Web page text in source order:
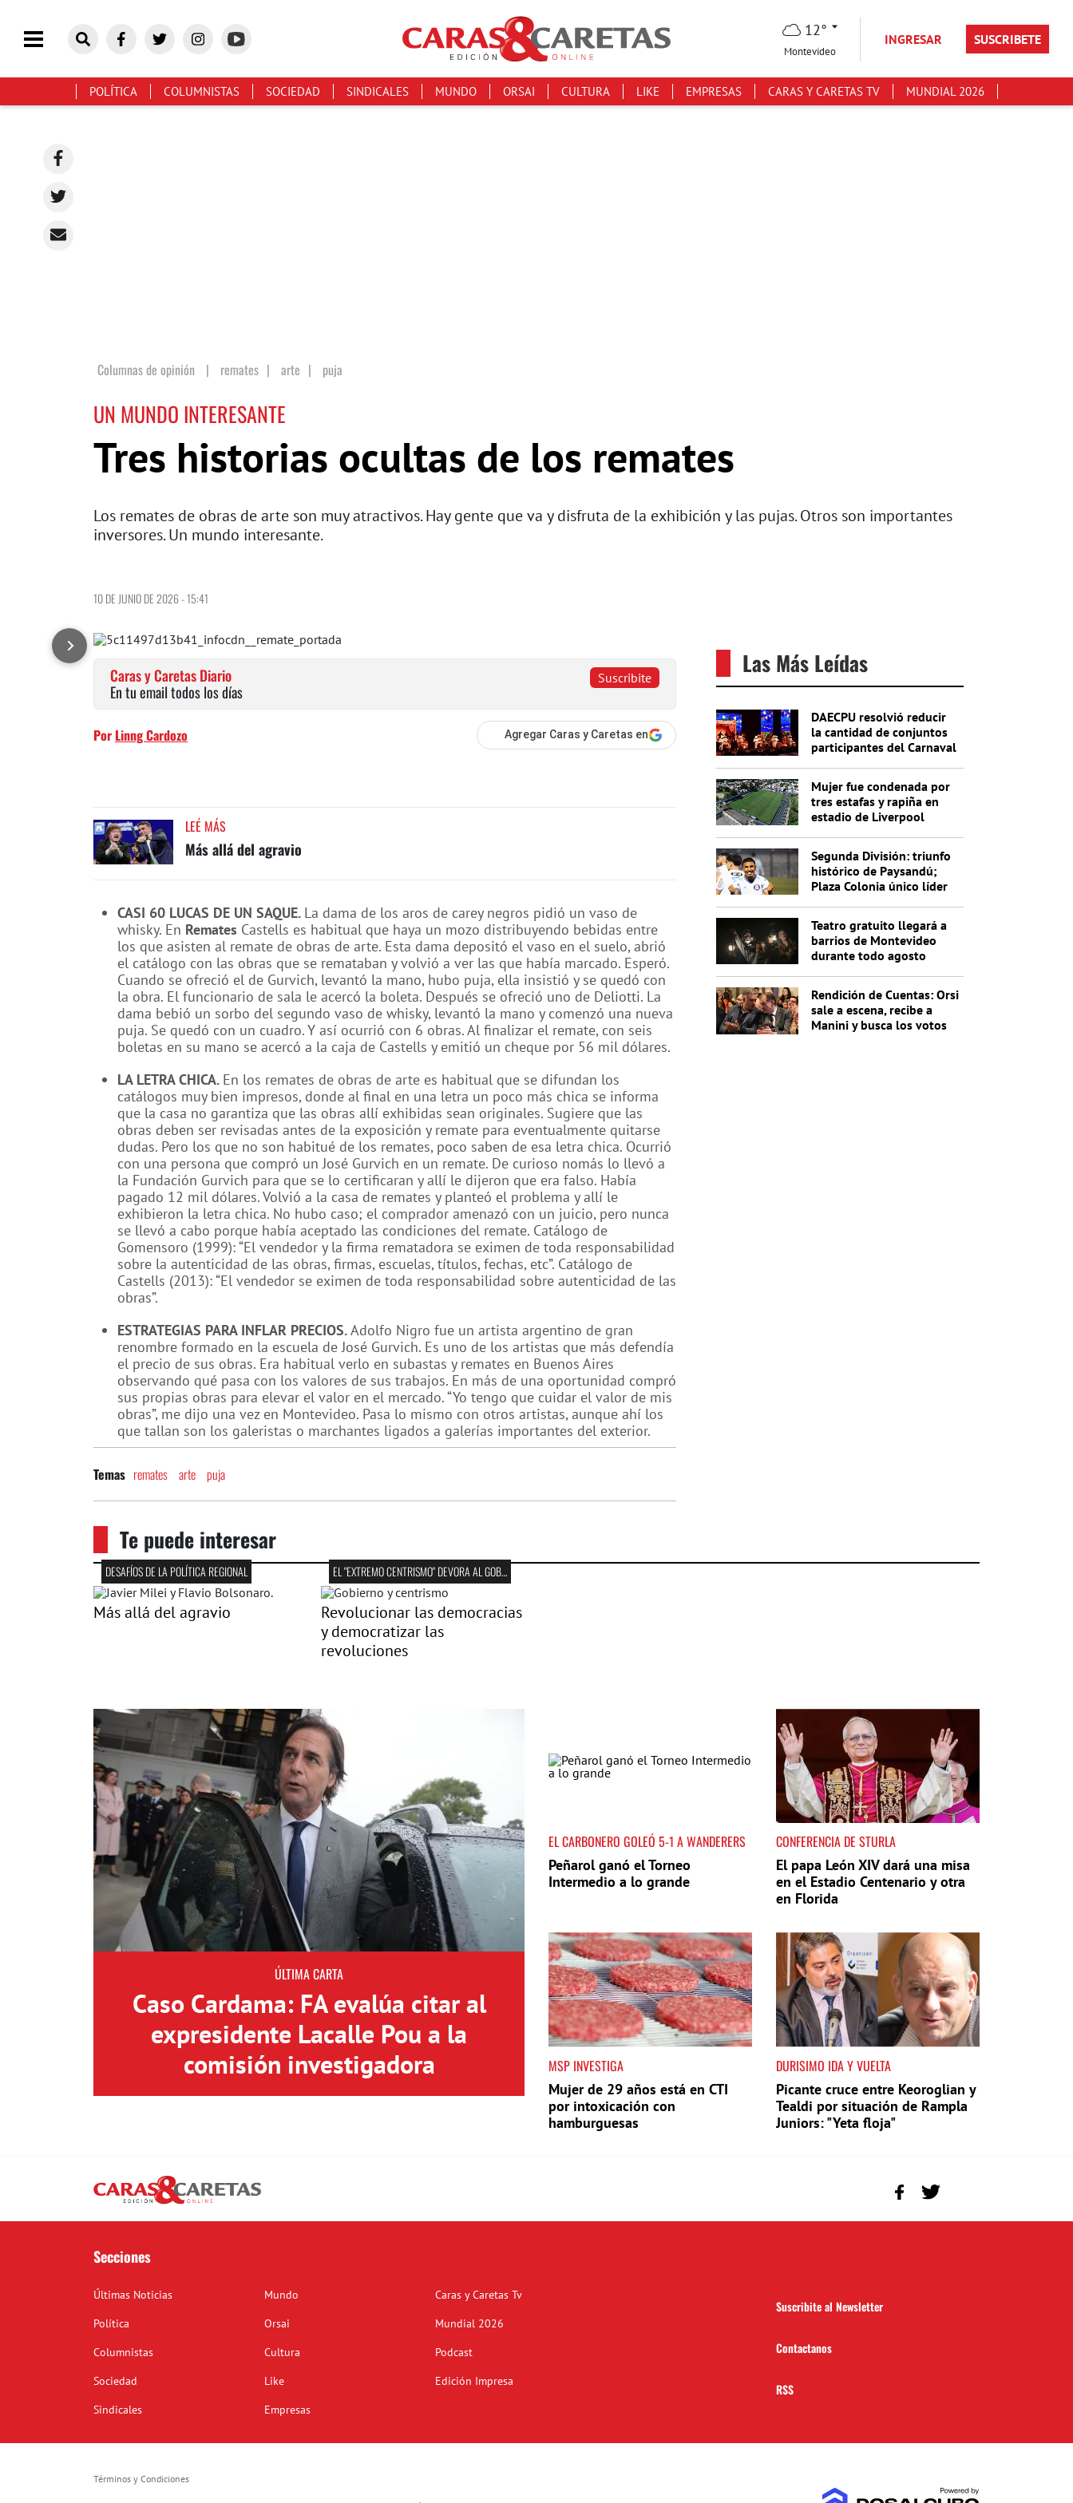
12°
Montevideo
INGRESAR SUSCRIBETE
POLÍTICA COLUMNISTAS SOCIEDAD SINDICALES MUNDO ORSAI CULTURA LIKE EMPRESAS CARAS Y CARETAS TV MUNDIAL 2026
Columnas de opinión | remates | arte | puja
UN MUNDO INTERESANTE
Tres historias ocultas de los remates
Los remates de obras de arte son muy atractivos. Hay gente que va y disfruta de la exhibición y las pujas. Otros son importantes
inversores. Un mundo interesante.
10 DE JUNIO DE 2026 - 15:41
Suscribite
Caras y Caretas Diario
En tu email todos los días
Por Linng Cardozo Agregar Caras y Caretas en
LEÉ MÁS
Más allá del agravio
CASI 60 LUCAS DE UN SAQUE. La dama de los aros de carey negros pidió un vaso de
whisky. En Remates Castells es habitual que haya un mozo distribuyendo bebidas entre
los que asisten al remate de obras de arte. Esta dama depositó el vaso en el suelo, abrió
el catálogo con las obras que se remataban y volvió a ver las que había marcado. Esperó.
Cuando se ofreció el de Gurvich, levantó la mano, hubo puja, ella insistió y se quedó con
la obra. El funcionario de sala le acercó la boleta. Después se ofreció uno de Deliotti. La
dama bebió un sorbo del segundo vaso de whisky, levantó la mano y comenzó una nueva
puja. Se quedó con un cuadro. Y así ocurrió con 6 obras. Al finalizar el remate, con seis
boletas en su mano se acercó a la caja de Castells y emitió un cheque por 56 mil dólares.
LA LETRA CHICA. En los remates de obras de arte es habitual que se difundan los
catálogos muy bien impresos, donde al final en una letra un poco más chica se informa
que la casa no garantiza que las obras allí exhibidas sean originales. Sugiere que las
obras deben ser revisadas antes de la exposición y remate para eventualmente quitarse
dudas. Pero los que no son habitué de los remates, poco saben de esa letra chica. Ocurrió
con una persona que compró un José Gurvich en un remate. De curioso nomás lo llevó a
la Fundación Gurvich para que se lo certificaran y allí le dijeron que era falso. Había
pagado 12 mil dólares. Volvió a la casa de remates y planteó el problema y allí le
exhibieron la letra chica. No hubo caso; el comprador amenazó con un juicio, pero nunca
se llevó a cabo porque había aceptado las condiciones del remate. Catálogo de
Gomensoro (1999): “El vendedor y la firma rematadora se eximen de toda responsabilidad
sobre la autenticidad de las obras, firmas, escuelas, títulos, fechas, etc”. Catálogo de
Castells (2013): “El vendedor se eximen de toda responsabilidad sobre autenticidad de las
obras”.
ESTRATEGIAS PARA INFLAR PRECIOS.Adolfo Nigro fue un artista argentino de gran
renombre formado en la escuela de José Gurvich. Es uno de los artistas que más defendía
el precio de sus obras. Era habitual verlo en subastas y remates en Buenos Aires
observando qué pasa con los valores de sus trabajos. En más de una oportunidad compró
sus propias obras para elevar el valor en el mercado. “Yo tengo que cuidar el valor de mis
obras”, me dijo una vez en Montevideo. Pasa lo mismo con otros artistas, aunque ahí los
que tallan son los galeristas o marchantes ligados a galerías importantes del exterior.
Temas remates arte puja
Las Más Leídas
DAECPU resolvió reducir
la cantidad de conjuntos
participantes del Carnaval
Mujer fue condenada por
tres estafas y rapiña en
estadio de Liverpool
Segunda División: triunfo
histórico de Paysandú;
Plaza Colonia único líder
Teatro gratuito llegará a
barrios de Montevideo
durante todo agosto
Rendición de Cuentas: Orsi
sale a escena, recibe a
Manini y busca los votos
Te puede interesar
DESAFÍOS DE LA POLÍTICA REGIONAL
Más allá del agravio
EL "EXTREMO CENTRISMO" DEVORA AL GOBIERNO DEL FA
Revolucionar las democracias
y democratizar las
revoluciones
ÚLTIMA CARTA
Caso Cardama: FA evalúa citar al
expresidente Lacalle Pou a la
comisión investigadora
EL CARBONERO GOLEÓ 5-1 A WANDERERS
Peñarol ganó el Torneo
Intermedio a lo grande
CONFERENCIA DE STURLA
El papa León XIV dará una misa
en el Estadio Centenario y otra
en Florida
MSP INVESTIGA
Mujer de 29 años está en CTI
por intoxicación con
hamburguesas
DURISIMO IDA Y VUELTA
Picante cruce entre Keoroglian y
Tealdi por situación de Rampla
Juniors: "Yeta floja"
Secciones
Últimas Noticias
Política
Columnistas
Sociedad
Sindicales
Mundo
Orsai
Cultura
Like
Empresas
Caras y Caretas Tv
Mundial 2026
Podcast
Edición Impresa
Suscribite al Newsletter
Contactanos
RSS
Términos y Condiciones